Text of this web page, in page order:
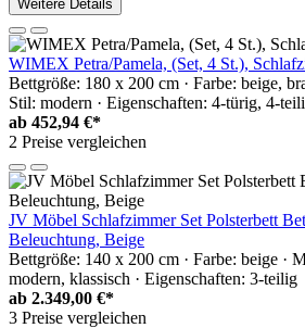
Weitere Details
WIMEX Petra/Pamela, (Set, 4 St.),
Bettgröße: 180 x 200 cm · Farbe: beige,
Stil: modern · Eigenschaften: 4-türig, 4-
ab 452,94 €*
2 Preise vergleichen
JV Möbel Schlafzimmer Set Polsterbett
Beleuchtung, Beige
Bettgröße: 140 x 200 cm · Farbe: beige ·
modern, klassisch · Eigenschaften: 3-teilig
ab 2.349,00 €*
3 Preise vergleichen